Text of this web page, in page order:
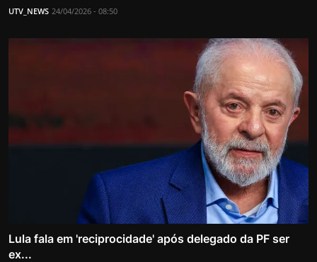
UTV_NEWS 24/04/2026 - 08:50
Lula fala em 'reciprocidade' após delegado da PF ser
ex...